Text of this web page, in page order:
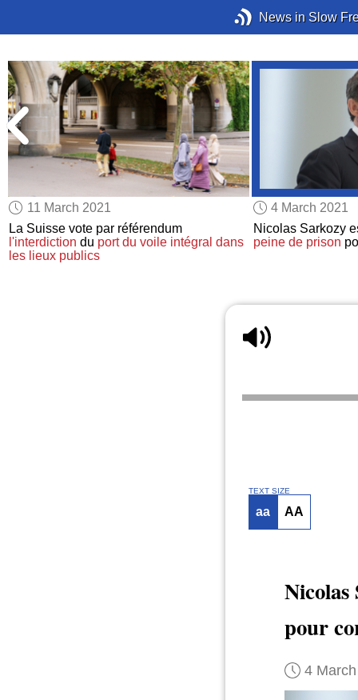
News in Slow
11 March 2021
La Suisse vote par référendum
l'interdiction du port du voile intégral dans
les lieux publics
4 March 2021
Nicolas Sarkozy
peine de prison
TEXT SIZE
aa AA
Nicolas
pour
4